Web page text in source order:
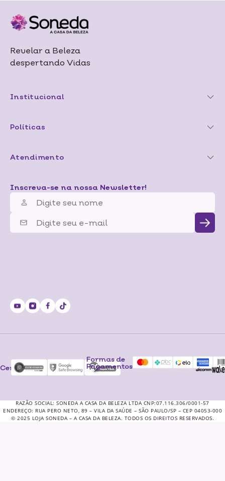
Revelar a Beleza
despertando Vidas
Institucional
Políticas
Atendimento
Inscreva-se na nossa Newsletter!
Certificados
Formas de
Pagamentos
RAZÃO SOCIAL: SONEDA A CASA DA BELEZA LTDA CNP:07.116.306/0001-57
ENDEREÇO: RUA PERO NETO, 89 – VILA DA SAÚDE – SÃO PAULO/SP – CEP 04053-000
© 2025 LOJA SONEDA – A CASA DA BELEZA. TODOS OS DIREITOS RESERVADOS.